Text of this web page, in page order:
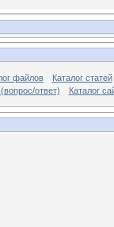
файлов
Каталог статей
(вопрос/ответ)
Каталог